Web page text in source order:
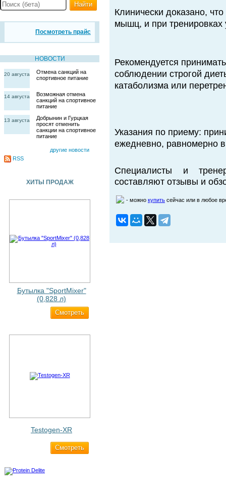
Найти
Посмотреть прайс
НОВОСТИ
20 августа
Отмена санкций на
спортивное питание
14 августа
Возможная отмена
санкций на спортивное
питание
13 августа
Добрынин и Гурцкая
просят отменить
санкции на спортивное
питание
другие новости
RSS
ХИТЫ ПРОДАЖ
Бутылка "SportMixer"
(0,828 л)
Cмотреть
Testogen-XR
Cмотреть
Клинически доказано,
мышц, и при тренировках
Рекомендуется
соблюдении строгой
катаболизма или
Указания по приему:
ежедневно, равномерно
Специалисты и
составляют отзывы и
- можно купить сейчас или в любое